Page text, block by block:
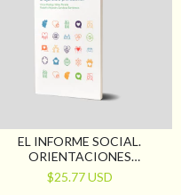
EL INFORME SOCIAL.
ORIENTACIONES
FUNDAMENTALES PARA LA
FORMACIÓN Y EL EJERCICIO
$25.77 USD